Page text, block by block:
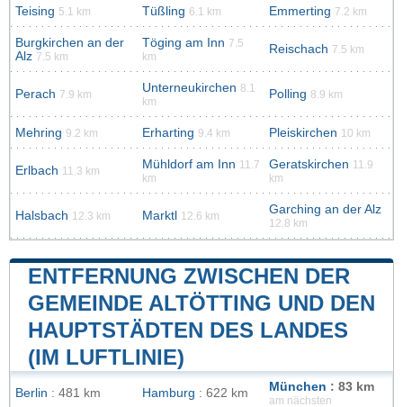
Teising 5.1 km Tüßling 6.1 km Emmerting 7.2 km
Burgkirchen an der
Alz 7.5 km
Töging am Inn 7.5
km
Reischach 7.5 km
Perach 7.9 km Unterneukirchen 8.1
km
Polling 8.9 km
Mehring 9.2 km Erharting 9.4 km Pleiskirchen 10 km
Erlbach 11.3 km Mühldorf am Inn 11.7
km
Geratskirchen 11.9
km
Halsbach 12.3 km Marktl 12.6 km Garching an der Alz
12.8 km
ENTFERNUNG ZWISCHEN DER
GEMEINDE ALTÖTTING UND DEN
HAUPTSTÄDTEN DES LANDES
(IM LUFTLINIE)
Berlin : 481 km Hamburg : 622 km München : 83 km
am nächsten